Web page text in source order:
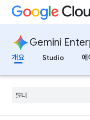
Gemini
개요
Studio 에